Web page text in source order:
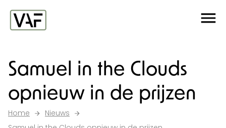
Ga verder naar de inhoud
Samuel in the Clouds
opnieuw in de prijzen
Home
Nieuws